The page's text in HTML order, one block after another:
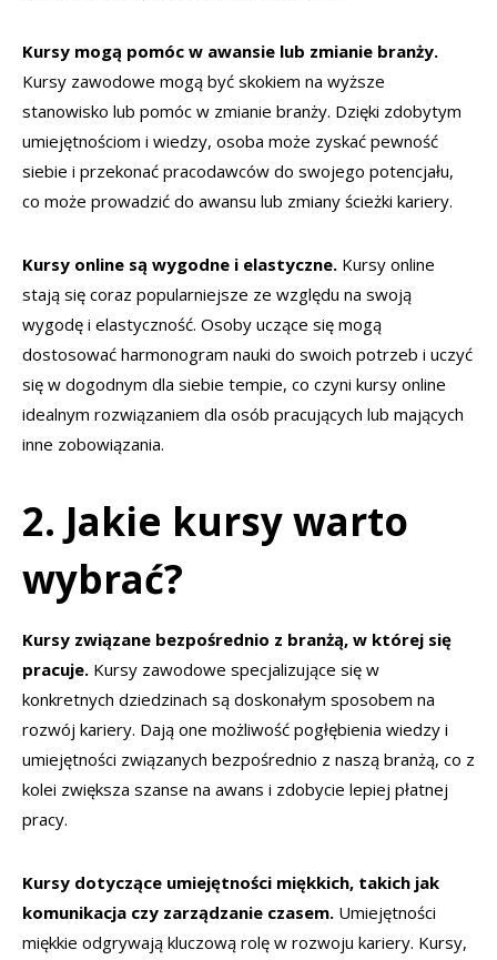
Kursy mogą pomóc w awansie lub zmianie branży.
Kursy zawodowe mogą być skokiem na wyższe
stanowisko lub pomóc w zmianie branży. Dzięki zdobytym
umiejętnościom i wiedzy, osoba może zyskać pewność
siebie i przekonać pracodawców do swojego potencjału,
co może prowadzić do awansu lub zmiany ścieżki kariery.
Kursy online są wygodne i elastyczne. Kursy online
stają się coraz popularniejsze ze względu na swoją
wygodę i elastyczność. Osoby uczące się mogą
dostosować harmonogram nauki do swoich potrzeb i uczyć
się w dogodnym dla siebie tempie, co czyni kursy online
idealnym rozwiązaniem dla osób pracujących lub mających
inne zobowiązania.
2. Jakie kursy warto
wybrać?
Kursy związane bezpośrednio z branżą, w której się
pracuje. Kursy zawodowe specjalizujące się w
konkretnych dziedzinach są doskonałym sposobem na
rozwój kariery. Dają one możliwość pogłębienia wiedzy i
umiejętności związanych bezpośrednio z naszą branżą, co z
kolei zwiększa szanse na awans i zdobycie lepiej płatnej
pracy.
Kursy dotyczące umiejętności miękkich, takich jak
komunikacja czy zarządzanie czasem. Umiejętności
miękkie odgrywają kluczową rolę w rozwoju kariery. Kursy,